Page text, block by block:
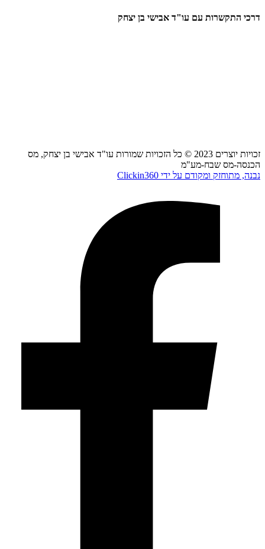
דרכי התקשרות עם עו"ד אבישי בן יצחק
זכויות יוצרים 2023 © כל הזכויות שמורות עו"ד אבישי בן יצחק, מס
הכנסה-מס שבח-מע"מ
נבנה, מתוחזק ומקודם על ידי Clickin360